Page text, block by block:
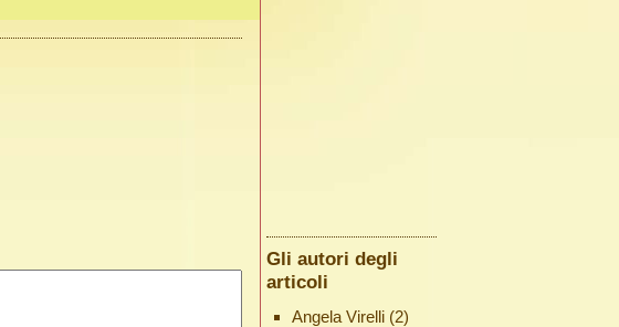
Gli autori degli
articoli
Angela Virelli(2)